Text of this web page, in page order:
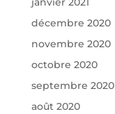
décembre 2020
novembre 2020
octobre 2020
septembre 2020
août 2020